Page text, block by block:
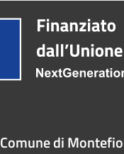
Comune di